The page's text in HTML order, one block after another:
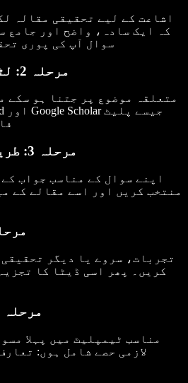
اشاعت کے لیے تحقیقی مقالہ
کہ ایک سادہ، واضح اور جامع
سوال آپ کی پوری
مرحلہ 2: لٹریچر کا جائزہ لیں
متعلقہ موضوع پر جتنا ہو سکے
مرحلہ 3: طریقہ کار منتخب کریں
اپنے سوال کے مناسب جواب
منتخب کریں اور اسے مقالے کے
مرحلہ 4: ڈیٹا
تجربات، سروے یا دیگر
کریں۔ پھر اسی ڈیٹا کا
مرحلہ 5: پہلا ڈرافٹ لکھیں
مناسب ٹیمپلیٹ میں پہلا
لازمی حصے شامل ہوں: